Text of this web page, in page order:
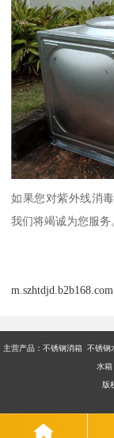
如果您对紫外线消
我们将竭诚为您服务
m.szhtdjd.b2b168.com
主营产品：不锈钢消箱 不锈
水
版